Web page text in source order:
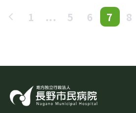
1 ... 5 6 7 8